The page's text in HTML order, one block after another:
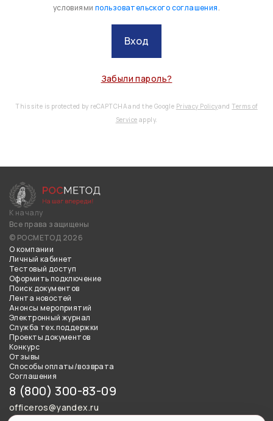
условиями пользовательского соглашения.
Вход
Забыли пароль?
This site is protected by reCAPTCHA and the Google Privacy PolicyandTerms of
Service apply.
К началу
Все права защищены
© РОСМЕТОД 2026
О компании
Личный кабинет
Тестовый доступ
Оформить подключение
Поиск документов
Лента новостей
Анонсы мероприятий
Электронный журнал
Служба тех.поддержки
Проекты документов
Конкурс
Отзывы
Способы оплаты/возврата
Соглашения
8 (800) 300-83-09
officeros@yandex.ru